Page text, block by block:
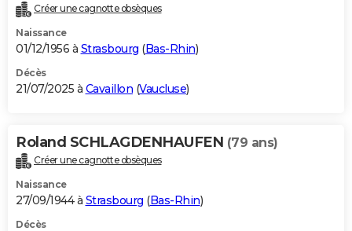
Destinations
City break
Voyage nature
Voyage de noces
Forum
Climat
+PHOTO
GUIDES D'ACHAT
BONS PLANS
Carte de Noël
Carte Bonne année
Carte Saint-Valentin
Carte Pâques
Carte d'anniversaire
DICTIONNAIRE
Dictionnaire
Biographies
Citations
Expressions
Proverbes
PROGRAMME TV
Créer une cagnotte obsèques
Naissance
01/12/1956 à Strasbourg (Bas-Rhin)
Décès
21/07/2025 à Cavaillon (Vaucluse)
Roland SCHLAGDENHAUFEN (79 ans)
Créer une cagnotte obsèques
Naissance
27/09/1944 à Strasbourg (Bas-Rhin)
Décès